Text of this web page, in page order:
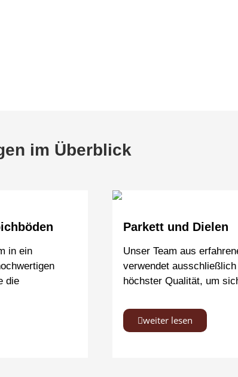
im Überblick
in ein
die
Parkett und Dielen
Unser Team aus
verwendet
höchster Qualität, um
weiter lesen